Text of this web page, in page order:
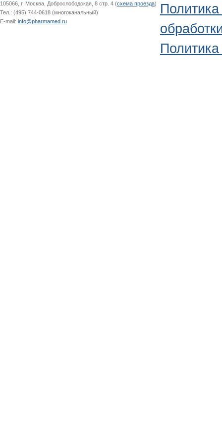
105066, г. Москва, Доброслободская, 8 стр. 4 (схема проезда)
Тел.: (495) 744-0618 (многоканальный)
E-mail: info@pharmamed.ru